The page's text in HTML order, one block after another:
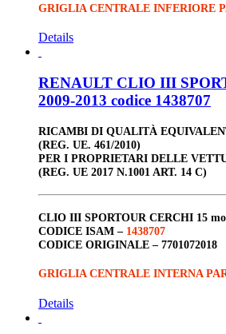
GRIGLIA CENTRALE INFERIORE
Details
RENAULT CLIO III
2009-2013 codice 1438707
RICAMBI DI QUALITÀ
(REG. UE. 461/2010)
PER I PROPRIETARI DELLE
(REG. UE 2017 N.1001 ART. 14 C)
CLIO III SPORTOUR CERCHI 15
CODICE ISAM – 1438707
CODICE ORIGINALE – 7701072018
GRIGLIA CENTRALE INTERNA
Details